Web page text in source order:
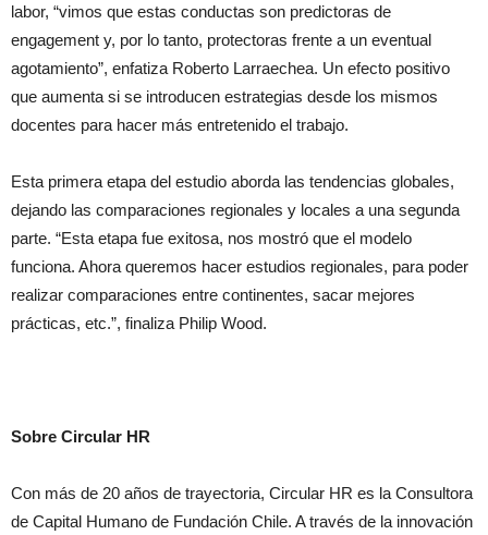
labor, “vimos que estas conductas son predictoras de
engagement y, por lo tanto, protectoras frente a un eventual
agotamiento”, enfatiza Roberto Larraechea. Un efecto positivo
que aumenta si se introducen estrategias desde los mismos
docentes para hacer más entretenido el trabajo.
Esta primera etapa del estudio aborda las tendencias globales,
dejando las comparaciones regionales y locales a una segunda
parte. “Esta etapa fue exitosa, nos mostró que el modelo
funciona. Ahora queremos hacer estudios regionales, para poder
realizar comparaciones entre continentes, sacar mejores
prácticas, etc.”, finaliza Philip Wood.
Sobre Circular HR
Con más de 20 años de trayectoria, Circular HR es la Consultora
de Capital Humano de Fundación Chile. A través de la innovación